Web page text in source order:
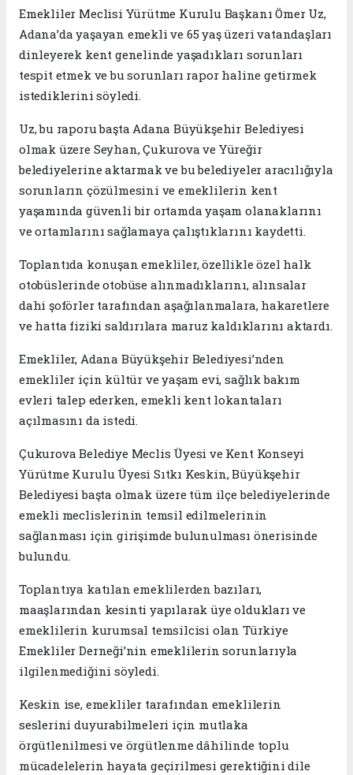
Emekliler Meclisi Yürütme Kurulu Başkanı Ömer Uz,
Adana’da yaşayan emekli ve 65 yaş üzeri vatandaşları
dinleyerek kent genelinde yaşadıkları sorunları
tespit etmek ve bu sorunları rapor haline getirmek
istediklerini söyledi.
Uz, bu raporu başta Adana Büyükşehir Belediyesi
olmak üzere Seyhan, Çukurova ve Yüreğir
belediyelerine aktarmak ve bu belediyeler aracılığıyla
sorunların çözülmesini ve emeklilerin kent
yaşamında güvenli bir ortamda yaşam olanaklarını
ve ortamlarını sağlamaya çalıştıklarını kaydetti.
Toplantıda konuşan emekliler, özellikle özel halk
otobüslerinde otobüse alınmadıklarını, alınsalar
dahi şoförler tarafından aşağılanmalara, hakaretlere
ve hatta fiziki saldırılara maruz kaldıklarını aktardı.
Emekliler, Adana Büyükşehir Belediyesi’nden
emekliler için kültür ve yaşam evi, sağlık bakım
evleri talep ederken, emekli kent lokantaları
açılmasını da istedi.
Çukurova Belediye Meclis Üyesi ve Kent Konseyi
Yürütme Kurulu Üyesi Sıtkı Keskin, Büyükşehir
Belediyesi başta olmak üzere tüm ilçe belediyelerinde
emekli meclislerinin temsil edilmelerinin
sağlanması için girişimde bulunulması önerisinde
bulundu.
Toplantıya katılan emeklilerden bazıları,
maaşlarından kesinti yapılarak üye oldukları ve
emeklilerin kurumsal temsilcisi olan Türkiye
Emekliler Derneği’nin emeklilerin sorunlarıyla
ilgilenmediğini söyledi.
Keskin ise, emekliler tarafından emeklilerin
seslerini duyurabilmeleri için mutlaka
örgütlenilmesi ve örgütlenme dâhilinde toplu
mücadelelerin hayata geçirilmesi gerektiğini dile